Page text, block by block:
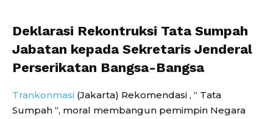
Deklarasi Rekontruksi Tata Sumpah
Jabatan kepada Sekretaris Jenderal
Perserikatan Bangsa-Bangsa
Trankonmasi (Jakarta) Rekomendasi , “ Tata
Sumpah “, moral membangun pemimpin Negara